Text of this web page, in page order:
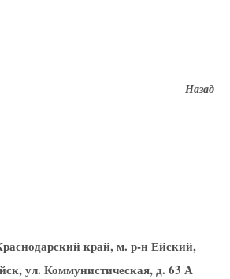
Назад
край, м. р-н Ейский,
ул. Коммунистическая, д. 63 А